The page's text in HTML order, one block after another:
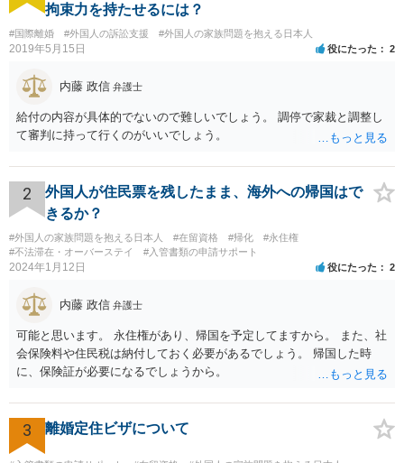
拘束力を持たせるには？
#国際離婚 #外国人の訴訟支援 #外国人の家族問題を抱える日本人
2019年5月15日 役にたった 2
内藤 政信 弁護士
給付の内容が具体的でないので難しいでしょう。 調停で家裁と調整し
て審判に持って行くのがいいでしょう。
2
外国人が住民票を残したまま、海外への帰国はで
きるか？
#外国人の家族問題を抱える日本人 #在留資格 #帰化
#永住権
#不法滞在・オーバーステイ
#入管書類の申請サポート
2024年1月12日 役にたった 2
内藤 政信 弁護士
可能と思います。 永住権があり、帰国を予定してますから。 また、社
会保険料や住民税は納付しておく必要があるでしょう。 帰国した時
に、保険証が必要になるでしょうから。
3 離婚定住ビザについて